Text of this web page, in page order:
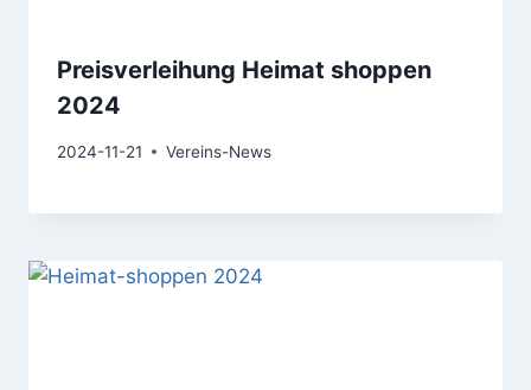
Preisverleihung Heimat shoppen
2024
2024-11-21 Vereins-News